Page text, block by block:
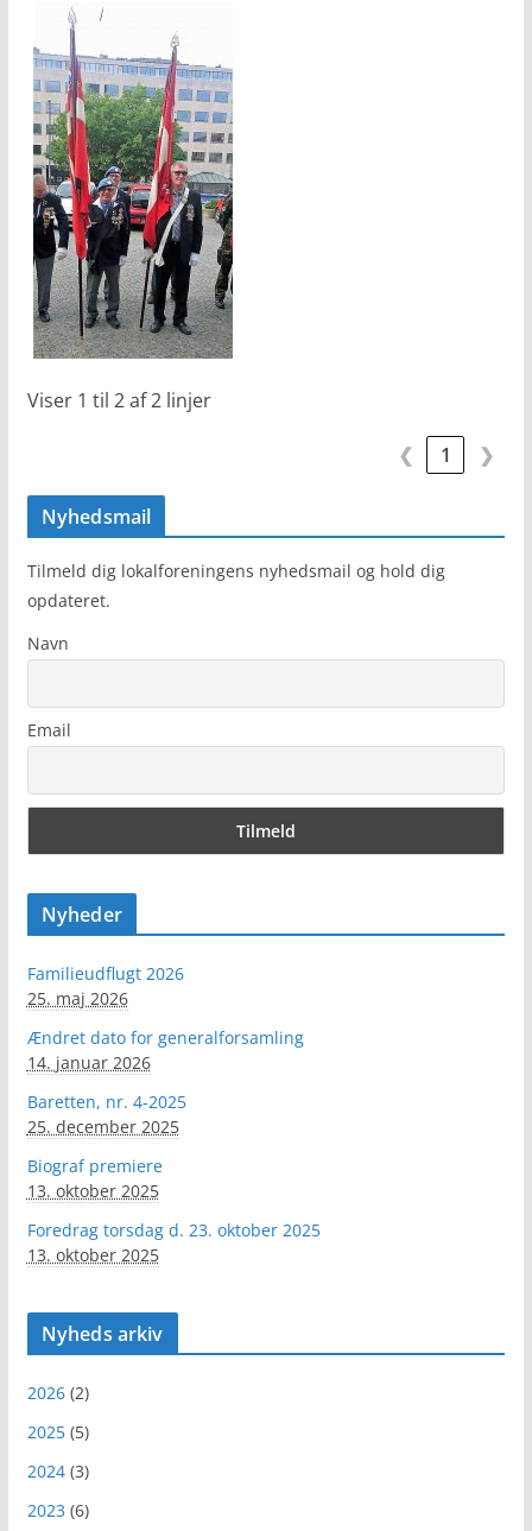
Viser 1 til 2 af 2 linjer
❮ 1 ❯
Nyhedsmail
Tilmeld dig lokalforeningens nyhedsmail og hold dig
opdateret.
Navn
Email
Nyheder
Familieudflugt 2026
25. maj 2026
Ændret dato for generalforsamling
14. januar 2026
Baretten, nr. 4-2025
25. december 2025
Biograf premiere
13. oktober 2025
Foredrag torsdag d. 23. oktober 2025
13. oktober 2025
Nyheds arkiv
2026(2)
2025(5)
2024(3)
2023 (6)